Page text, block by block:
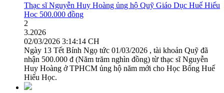
Thạc sĩ Nguyễn Huy Hoàng ủng hộ Quỹ Giáo Dục Huế Hiếu
Học 500.000 đồng
2
3.2026
02/03/2026 3:14:14 CH
Ngày 13 Tết Bính Ngọ tức 01/03/2026 , tài khoản Quỹ đã
nhận 500.000 đ (Năm trăm nghìn đồng) từ thạc sĩ Nguyễn
Huy Hoàng ở TPHCM ủng hộ năm mới cho Học Bổng Huế
Hiếu Học.